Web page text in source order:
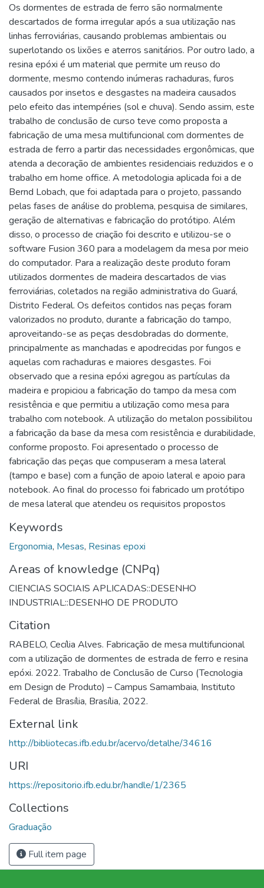
Os dormentes de estrada de ferro são normalmente
descartados de forma irregular após a sua utilização nas
linhas ferroviárias, causando problemas ambientais ou
superlotando os lixões e aterros sanitários. Por outro lado, a
resina epóxi é um material que permite um reuso do
dormente, mesmo contendo inúmeras rachaduras, furos
causados por insetos e desgastes na madeira causados
pelo efeito das intempéries (sol e chuva). Sendo assim, este
trabalho de conclusão de curso teve como proposta a
fabricação de uma mesa multifuncional com dormentes de
estrada de ferro a partir das necessidades ergonômicas, que
atenda a decoração de ambientes residenciais reduzidos e o
trabalho em home office. A metodologia aplicada foi a de
Bernd Lobach, que foi adaptada para o projeto, passando
pelas fases de análise do problema, pesquisa de similares,
geração de alternativas e fabricação do protótipo. Além
disso, o processo de criação foi descrito e utilizou-se o
software Fusion 360 para a modelagem da mesa por meio
do computador. Para a realização deste produto foram
utilizados dormentes de madeira descartados de vias
ferroviárias, coletados na região administrativa do Guará,
Distrito Federal. Os defeitos contidos nas peças foram
valorizados no produto, durante a fabricação do tampo,
aproveitando-se as peças desdobradas do dormente,
principalmente as manchadas e apodrecidas por fungos e
aquelas com rachaduras e maiores desgastes. Foi
observado que a resina epóxi agregou as partículas da
madeira e propiciou a fabricação do tampo da mesa com
resistência e que permitiu a utilização como mesa para
trabalho com notebook. A utilização do metalon possibilitou
a fabricação da base da mesa com resistência e durabilidade,
conforme proposto. Foi apresentado o processo de
fabricação das peças que compuseram a mesa lateral
(tampo e base) com a função de apoio lateral e apoio para
notebook. Ao final do processo foi fabricado um protótipo
de mesa lateral que atendeu os requisitos propostos
Keywords
Ergonomia, Mesas, Resinas epoxi
Areas of knowledge (CNPq)
CIENCIAS SOCIAIS APLICADAS::DESENHO
INDUSTRIAL::DESENHO DE PRODUTO
Citation
RABELO, Cecília Alves. Fabricação de mesa multifuncional
com a utilização de dormentes de estrada de ferro e resina
epóxi. 2022. Trabalho de Conclusão de Curso (Tecnologia
em Design de Produto) – Campus Samambaia, Instituto
Federal de Brasília, Brasília, 2022.
External link
http://bibliotecas.ifb.edu.br/acervo/detalhe/34616
URI
https://repositorio.ifb.edu.br/handle/1/2365
Collections
Graduação
Full item page